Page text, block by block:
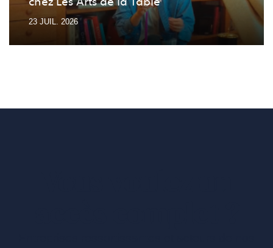
23 JUIL. 2026